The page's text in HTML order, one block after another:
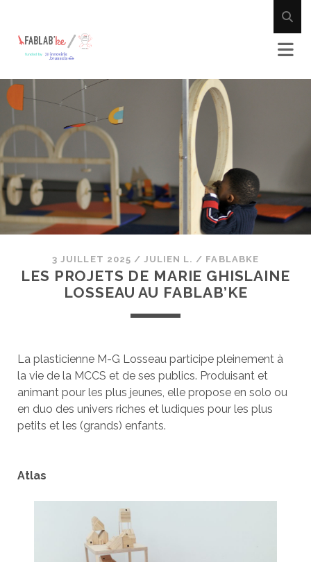
3 JUILLET 2025 / JULIEN L. / FABLABKE
LES PROJETS DE MARIE GHISLAINE
LOSSEAU AU FABLAB’KE
La plasticienne M-G Losseau participe pleinement à
la vie de la MCCS et de ses publics. Produisant et
animant pour les plus jeunes, elle propose en solo ou
en duo des univers riches et ludiques pour les plus
petits et les (grands) enfants.
Atlas